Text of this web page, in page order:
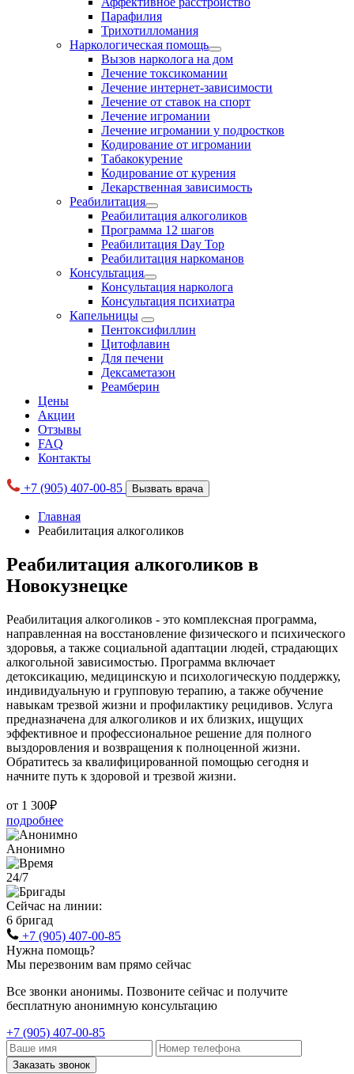
Парафилия
Трихотилломания
Наркологическая помощь
Вызов нарколога на дом
Лечение токсикомании
Лечение интернет-зависимости
Лечение от ставок на спорт
Лечение игромании
Лечение игромании у подростков
Кодирование от игромании
Табакокурение
Кодирование от курения
Лекарственная зависимость
Реабилитация
Реабилитация алкоголиков
Программа 12 шагов
Реабилитация Day Top
Реабилитация наркоманов
Консультация
Консультация нарколога
Консультация психиатра
Капельницы
Пентоксифиллин
Цитофлавин
Для печени
Дексаметазон
Реамберин
Цены
Акции
Отзывы
FAQ
Контакты
+7 (905) 407-00-85 Вызвать врача
Главная
Реабилитация алкоголиков
Реабилитация алкоголиков в
Новокузнецке
Реабилитация алкоголиков - это комплексная программа,
направленная на восстановление физического и психического
здоровья, а также социальной адаптации людей, страдающих
алкогольной зависимостью. Программа включает
детоксикацию, медицинскую и психологическую поддержку,
индивидуальную и групповую терапию, а также обучение
навыкам трезвой жизни и профилактику рецидивов. Услуга
предназначена для алкоголиков и их близких, ищущих
эффективное и профессиональное решение для полного
выздоровления и возвращения к полноценной жизни.
Обратитесь за квалифицированной помощью сегодня и
начните путь к здоровой и трезвой жизни.
от 1 300₽
подробнее
Анонимно
24/7
Сейчас на линии:
6 бригад
+7 (905) 407-00-85
Нужна помощь?
Мы перезвоним вам прямо сейчас
Все звонки анонимы. Позвоните сейчас и получите
бесплатную анонимную консультацию
+7 (905) 407-00-85
Заказать звонок